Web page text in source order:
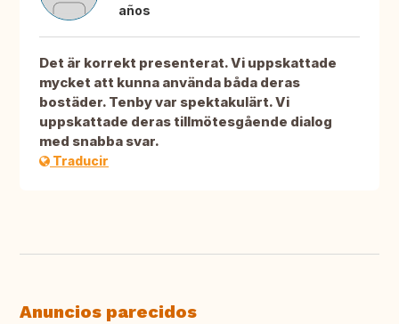
años
Det är korrekt presenterat. Vi uppskattade
mycket att kunna använda båda deras
bostäder. Tenby var spektakulärt. Vi
uppskattade deras tillmötesgående dialog
med snabba svar.
Traducir
Anuncios parecidos